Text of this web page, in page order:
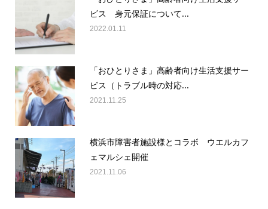
ビス 身元保証について...
2022.01.11
「おひとりさま」高齢者向け生活支援サー
ビス（トラブル時の対応...
2021.11.25
横浜市障害者施設様とコラボ ウエルカフ
ェマルシェ開催
2021.11.06